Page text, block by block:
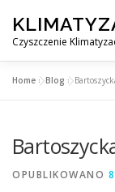
treściCzyszczenie
OBSŁUGIWANE
Home »Blog »
OPUBLIKOWANO